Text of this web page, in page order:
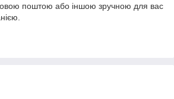
поштою або іншою зручною для вас